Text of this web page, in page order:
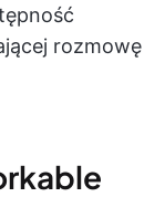
rozmowę